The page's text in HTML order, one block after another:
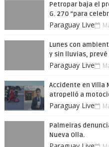
Petropar baja el
G. 270 “para
Paraguay Live
Lunes con
y sin lluvias,
Paraguay Live
Accidente en Villa
atropelló a
Paraguay Live
Palmeiras
Nueva Olla.